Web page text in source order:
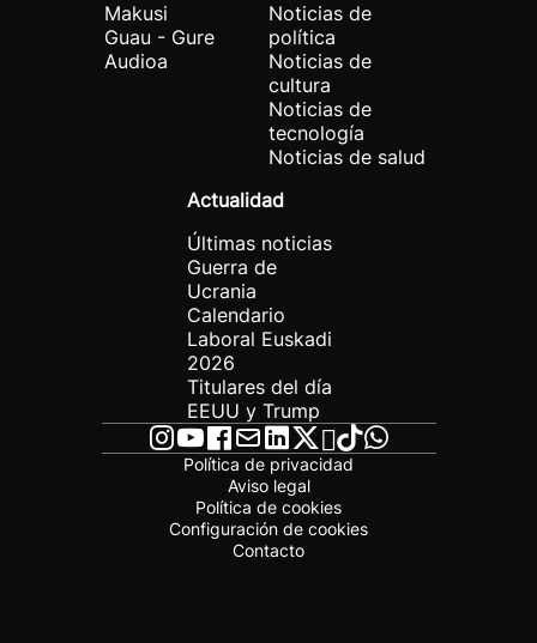
Makusi
Guau - Gure
Audioa
Noticias de
política
Noticias de
cultura
Noticias de
tecnología
Noticias de salud
Actualidad
Últimas noticias
Guerra de
Ucrania
Calendario
Laboral Euskadi
2026
Titulares del día
EEUU y Trump
Política de privacidad
Aviso legal
Política de cookies
Configuración de cookies
Contacto